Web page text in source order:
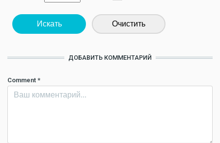
Искать Очистить
ДОБАВИТЬ КОММЕНТАРИЙ
Comment *